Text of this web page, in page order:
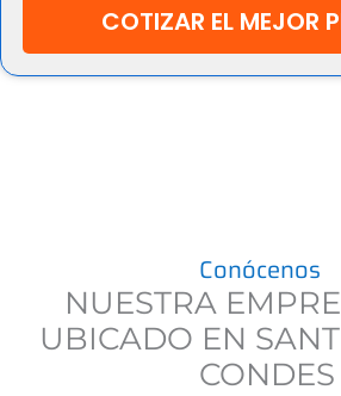
COTIZAR EL MEJOR
Conócenos
NUESTRA
UBICADO EN
CONDES